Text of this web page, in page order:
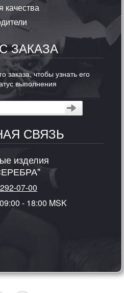
качества
ЗАКАЗА
заказа, чтобы узнать его
выполнения
СВЯЗЬ
изделия
07-00
- 18:00 MSK